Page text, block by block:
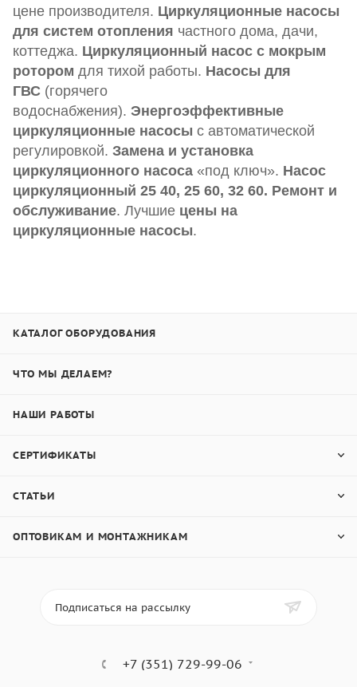
цене производителя. Циркуляционные насосы
для систем отопления частного дома, дачи,
коттеджа. Циркуляционный насос с мокрым
ротором для тихой работы. Насосы для
ГВС (горячего
водоснабжения). Энергоэффективные
циркуляционные насосы с автоматической
регулировкой. Замена и установка
циркуляционного насоса «под ключ». Насос
циркуляционный 25 40, 25 60, 32 60. Ремонт и
обслуживание. Лучшие цены на
циркуляционные насосы.
КАТАЛОГ ОБОРУДОВАНИЯ
ЧТО МЫ ДЕЛАЕМ?
НАШИ РАБОТЫ
СЕРТИФИКАТЫ
СТАТЬИ
ОПТОВИКАМ И МОНТАЖНИКАМ
Подписаться на рассылку
+7 (351) 729-99-06